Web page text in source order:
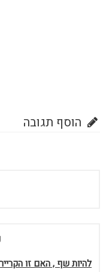
הוסף תגובה
להיות שף , האם זו